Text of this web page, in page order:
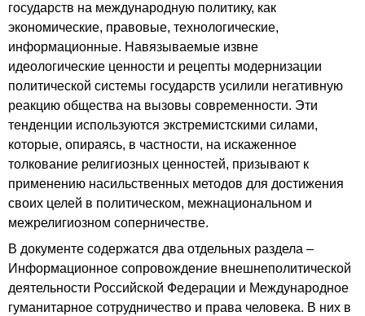
государств на международную политику, как
экономические, правовые, технологические,
информационные. Навязываемые извне
идеологические ценности и рецепты модернизации
политической системы государств усилили негативную
реакцию общества на вызовы современности. Эти
тенденции используются экстремистскими силами,
которые, опираясь, в частности, на искаженное
толкование религиозных ценностей, призывают к
применению насильственных методов для достижения
своих целей в политическом, межнациональном и
межрелигиозном соперничестве.
В документе содержатся два отдельных раздела –
Информационное сопровождение внешнеполитической
деятельности Российской Федерации и Международное
гуманитарное сотрудничество и права человека. В них в